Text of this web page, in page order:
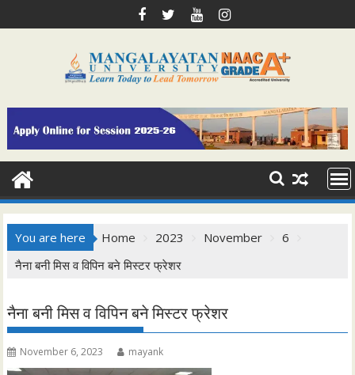
to
You are here Home 2023 November
6
नैना बनी मिस व विपिन बने मिस्टर फ्रेशर
नैना बनी मिस व विपिन बने मिस्टर फ्रेशर
November 6, 2023 mayank